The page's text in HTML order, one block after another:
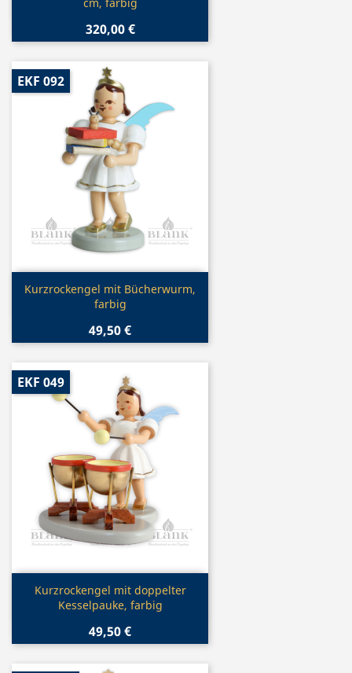
320,00 €
Vorschau
Kurzrockengel mit Bücherwurm,
farbig
49,50 €
EKF 092
Vorschau
Kurzrockengel mit doppelter
Kesselpauke, farbig
49,50 €
EKF 049